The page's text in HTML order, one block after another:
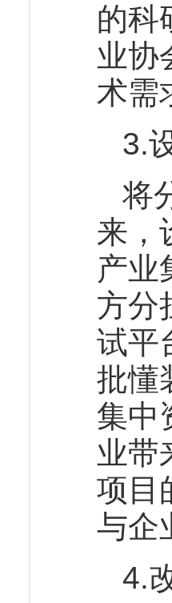
的科
业协
术需
3.
将
来，
产业
方分
试平
批懂
集中
业带
项目
与企
4.